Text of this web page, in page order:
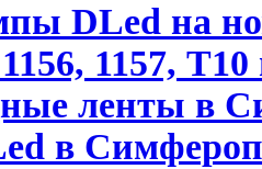
DLed на
1157,
ленты в
в